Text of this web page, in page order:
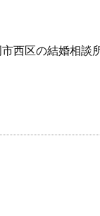
西区の結婚相